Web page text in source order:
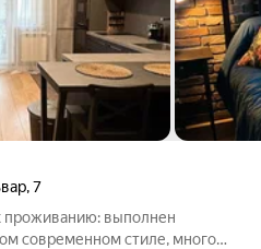
,7
проживанию: выполнен
современном стиле, много